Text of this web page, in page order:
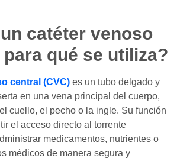
catéter venoso
qué se utiliza?
central (CVC)es un tubo delgado y
en una vena principal del cuerpo,
cuello, el pecho o la ingle. Su función
el acceso directo al torrente
medicamentos, nutrientes o
médicos de manera segura y